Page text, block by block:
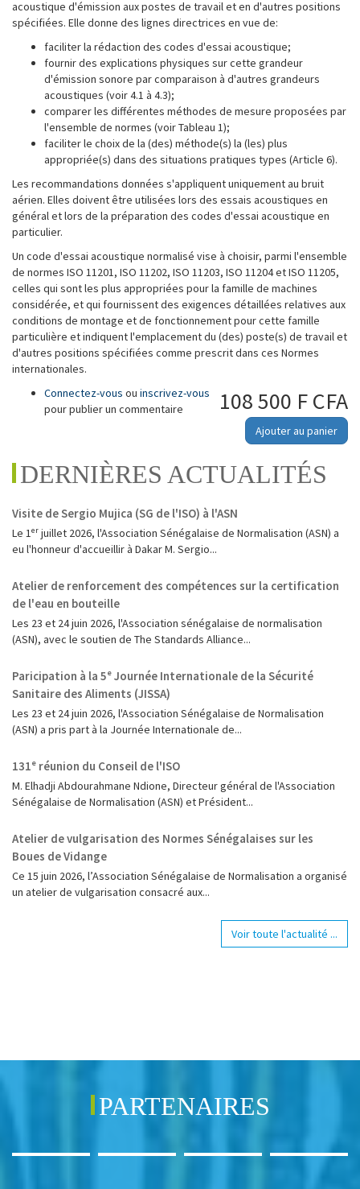
acoustique d'émission aux postes de travail et en d'autres positions
spécifiées. Elle donne des lignes directrices en vue de:
faciliter la rédaction des codes d'essai acoustique;
fournir des explications physiques sur cette grandeur
d'émission sonore par comparaison à d'autres grandeurs
acoustiques (voir 4.1 à 4.3);
comparer les différentes méthodes de mesure proposées par
l'ensemble de normes (voir Tableau 1);
faciliter le choix de la (des) méthode(s) la (les) plus
appropriée(s) dans des situations pratiques types (Article 6).
Les recommandations données s'appliquent uniquement au bruit
aérien. Elles doivent être utilisées lors des essais acoustiques en
général et lors de la préparation des codes d'essai acoustique en
particulier.
Un code d'essai acoustique normalisé vise à choisir, parmi l'ensemble
de normes ISO 11201, ISO 11202, ISO 11203, ISO 11204 et ISO 11205,
celles qui sont les plus appropriées pour la famille de machines
considérée, et qui fournissent des exigences détaillées relatives aux
conditions de montage et de fonctionnement pour cette famille
particulière et indiquent l'emplacement du (des) poste(s) de travail et
d'autres positions spécifiées comme prescrit dans ces Normes
internationales.
108 500 F CFA
Ajouter au panier
Connectez-vous ou inscrivez-vous
pour publier un commentaire
DERNIÈRES ACTUALITÉS
Visite de Sergio Mujica (SG de l'ISO) à l'ASN
Le 1ᵉʳ juillet 2026, l'Association Sénégalaise de Normalisation (ASN) a
eu l'honneur d'accueillir à Dakar M. Sergio...
Atelier de renforcement des compétences sur la certification
de l'eau en bouteille
Les 23 et 24 juin 2026, l'Association sénégalaise de normalisation
(ASN), avec le soutien de The Standards Alliance...
Paricipation à la 5ᵉ Journée Internationale de la Sécurité
Sanitaire des Aliments (JISSA)
‎Les 23 et 24 juin 2026, l'Association Sénégalaise de Normalisation
(ASN) a pris part à la Journée Internationale de...
131ᵉ réunion du Conseil de l'ISO
M. Elhadji Abdourahmane Ndione, Directeur général de l'Association
Sénégalaise de Normalisation (ASN) et Président...
Atelier de vulgarisation des Normes Sénégalaises sur les
Boues de Vidange
Ce 15 juin 2026, l’Association Sénégalaise de Normalisation a organisé
un atelier de vulgarisation consacré aux...
Voir toute l'actualité ...
PARTENAIRES